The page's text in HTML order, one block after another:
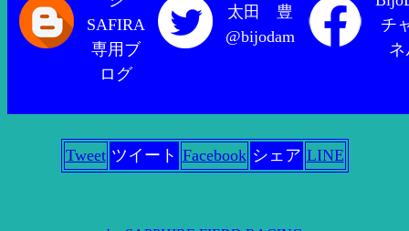
SAFIRA
専用ブ
ログ
太田 豊
@bijodam
チ
ネ
Tweet ツイート Facebook シェア LINE